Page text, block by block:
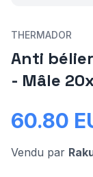
THERMADOR
Anti
- Mâle
60.80
Vendu par